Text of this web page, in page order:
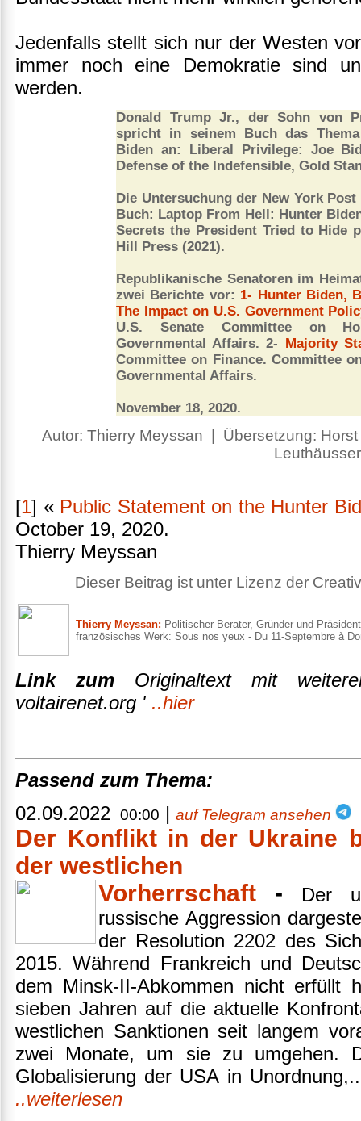
Jedenfalls stellt sich nur der Westen
immer noch eine Demokratie sind
werden.
Donald Trump Jr., der Sohn von
spricht in seinem Buch das
Biden an: Liberal Privilege: Joe
Defense of the Indefensible, Gold
Die Untersuchung der New York
Buch: Laptop From Hell: Hunter
Secrets the President Tried to Hide
Hill Press (2021).
Republikanische Senatoren im
zwei Berichte vor: 1- Hunter Biden,
The Impact on U.S. Government
U.S. Senate Committee on
Governmental Affairs. 2- Majority
Committee on Finance. Committee
Governmental Affairs.
November 18, 2020.
Autor: Thierry Meyssan | Übersetzung:
Leuthäusser
[1] « Public Statement on the Hunter
October 19, 2020.
Thierry Meyssan
Dieser Beitrag ist unter Lizenz der
Thierry Meyssan: Politischer Berater, Gründer und
französisches Werk: Sous nos yeux - Du 11-Septembre à
Link zum Originaltext mit
voltairenet.org ' ..hier
Passend zum Thema:
02.09.2022 00:00 | auf Telegram ansehen
Der Konflikt in der Ukraine
der westlichen
Vorherrschaft -
Der
russische Aggression
der Resolution 2202 des
2015. Während Frankreich und
dem Minsk-II-Abkommen nicht erfüllt
sieben Jahren auf die aktuelle
westlichen Sanktionen seit langem
zwei Monate, um sie zu umgehen.
Globalisierung der USA in
..weiterlesen